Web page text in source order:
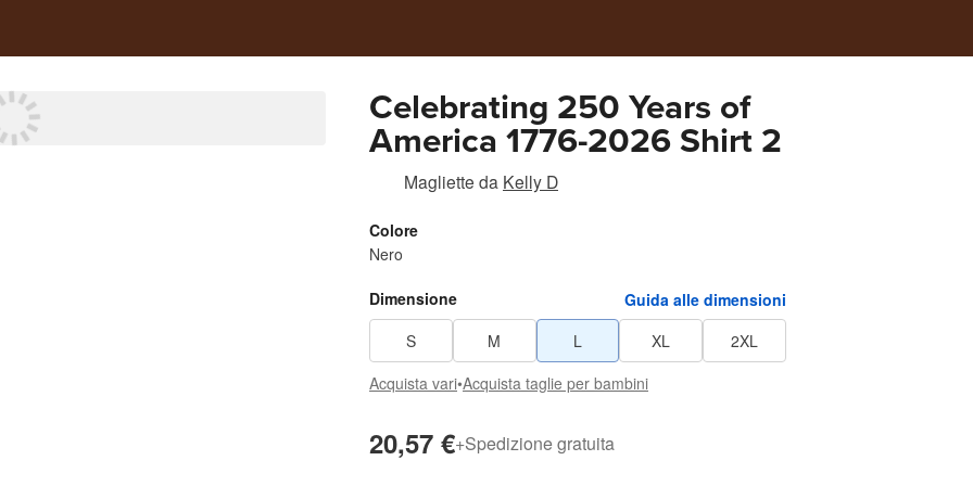
Celebrating 250 Years of
America 1776-2026 Shirt 2
Magliette da Kelly D
Colore
Nero
Dimensione
Guida alle dimensioni
S
M L XL
2XL
Acquista vari•Acquista taglie per bambini
20,57 €+Spedizione gratuita